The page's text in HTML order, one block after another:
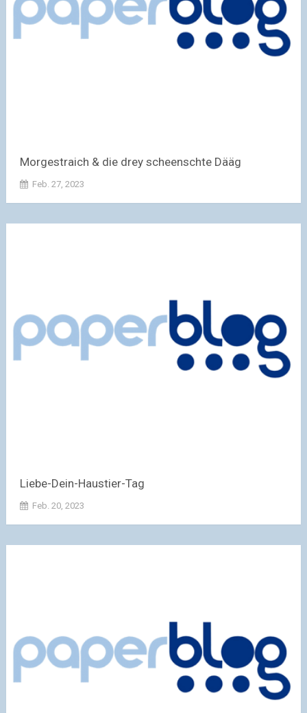
Morgestraich & die drey scheenschte Dääg
Feb. 27, 2023
Liebe-Dein-Haustier-Tag
Feb. 20, 2023